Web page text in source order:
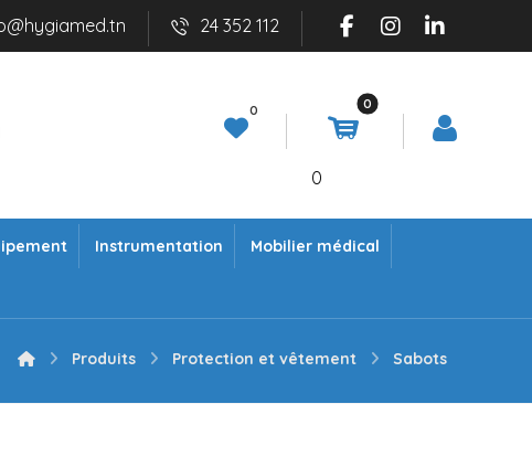
24 352 112
0
Instrumentation Mobilier médical
Produits Protection et vêtement Sabots